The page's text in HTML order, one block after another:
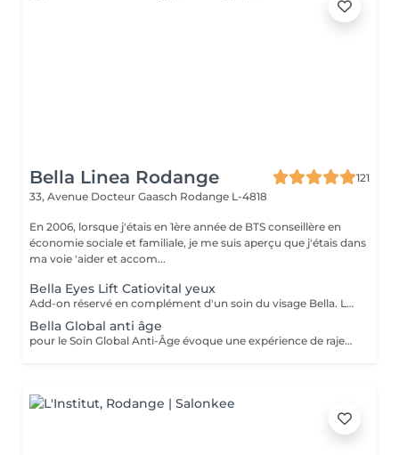
Bella Linea Rodange
121
33, Avenue Docteur Gaasch Rodange L-4818
En 2006, lorsque j'étais en 1ère année de BTS conseillère en
économie sociale et familiale, je me suis aperçu que j'étais dans
ma voie 'aider et accom...
Bella Eyes Lift Catiovital yeux
Add-on réservé en complément d'un soin du visage Bella. Le soin Bella Eyes Lift est dédié à la jeunesse du regard. Il combine expertise manuelle et technologie Catiovital pour traiter en douceur la zone sensible du contour de l'il. Les bénéfices : Rides et ridules lissées (pattes d'oie, ride du lion) Cernes et poches atténués Peau du contour des yeux raffermie et hydratée Regard plus lumineux et reposé Un soin ciblé et efficace, réservé en complément d'un soin du visage Bella, idéal pour défatiguer et rajeunir instantanément le regard.
Bella Global anti âge
pour le Soin Global Anti-Âge évoque une expérience de rajeunissement complet. Ce traitement commence par l'application de produits hautement concentrés en ingrédients anti-âge, spécialement sélectionnés pour leurs propriétés revitalisantes. Des techniques avancées, telles que la stimulation cellulaire et la régénération cutanée, sont utilisées pour cibler les signes du vieillissement. Le Soin Global Anti-Âge offre une approche holistique, visant à hydrater, raffermir et restaurer la vitalité de la peau, procurant ainsi une sensation de jeunesse et de bien-être global.